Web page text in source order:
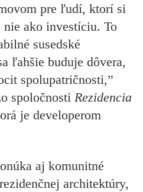
pre ľudí, ktorí si
ako investíciu. To
susedské
ľahšie buduje dôvera,
spolupatričnosti,”
spoločnosti Rezidencia
je developerom
aj komunitné
architektúry,